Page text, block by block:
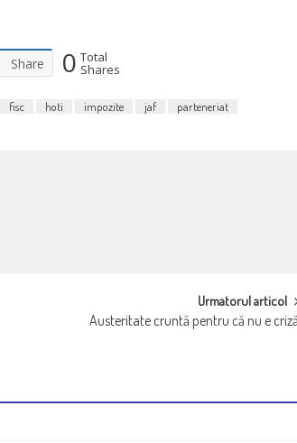
Share 0 Total
Shares
fisc hoti impozite jaf
parteneriat
Urmatorul articol
Austeritate cruntă pentru că nu e